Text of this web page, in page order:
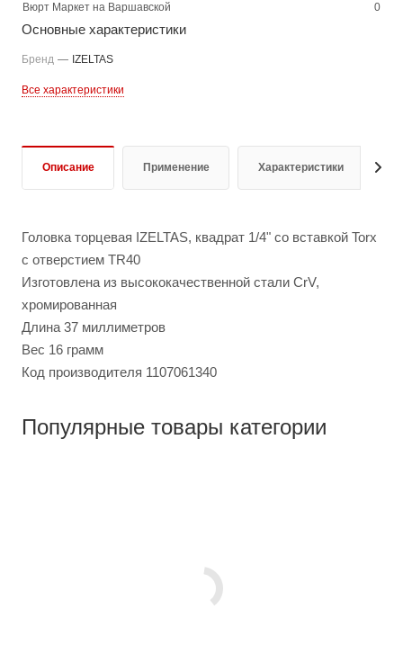
Вюрт Маркет на Варшавской
0
Основные характеристики
Бренд — IZELTAS
Все характеристики
Описание Применение Характеристики
Головка торцевая IZELTAS, квадрат 1/4" со вставкой Torx
с отверстием TR40
Изготовлена из высококачественной стали CrV,
хромированная
Длина 37 миллиметров
Вес 16 грамм
Код производителя 1107061340
Популярные товары категории